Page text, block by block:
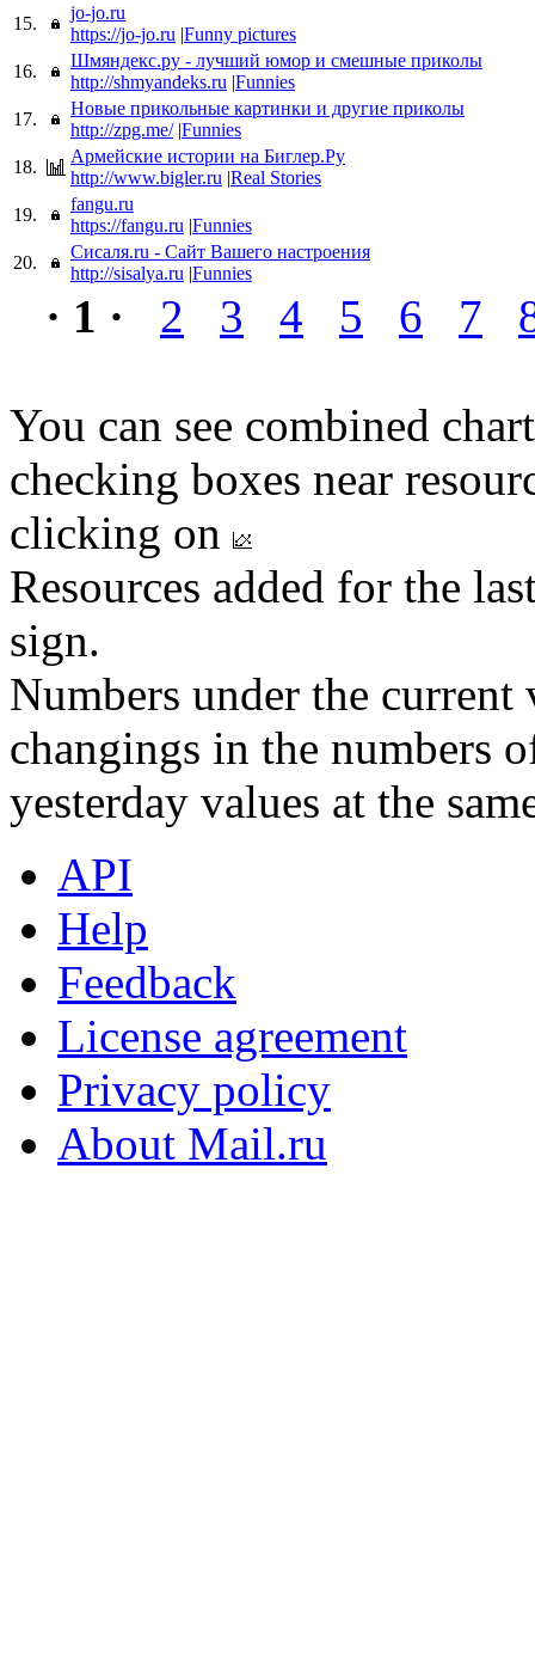
15.
jo-jo.ru
https://jo-jo.ru |Funny pictures
16.
Шмяндекс.ру - лучший юмор и смешные приколы
http://shmyandeks.ru |Funnies
17.
Новые прикольные картинки и другие приколы
http://zpg.me/ |Funnies
18.
Армейские истории на Биглер.Ру
http://www.bigler.ru |Real Stories
19.
fangu.ru
https://fangu.ru |Funnies
20.
Сисаля.ru - Сайт Вашего настроения
http://sisalya.ru |Funnies
· 1 · 2 3 4 5 6 7
You can see combined
checking boxes near
clicking on
Resources added for the
sign.
Numbers under the
changings in the numbers
yesterday values at the
API
Help
Feedback
License agreement
Privacy policy
About Mail.ru